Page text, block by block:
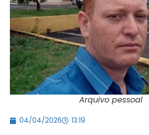
Arquivo pessoal
04/04/2026 13:19